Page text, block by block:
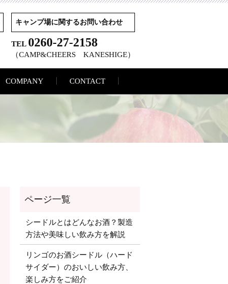
キャンプ場に関するお問い合わせ
TEL 0260-27-2158
（CAMP&CHEERS KANESHIGE）
COMPANY CONTACT
シードルとはどんなお酒？製造
方法や美味しい飲み方を解説
リンゴのお酒シードル（ハード
サイダー）のおいしい飲み方、
楽しみ方をご紹介